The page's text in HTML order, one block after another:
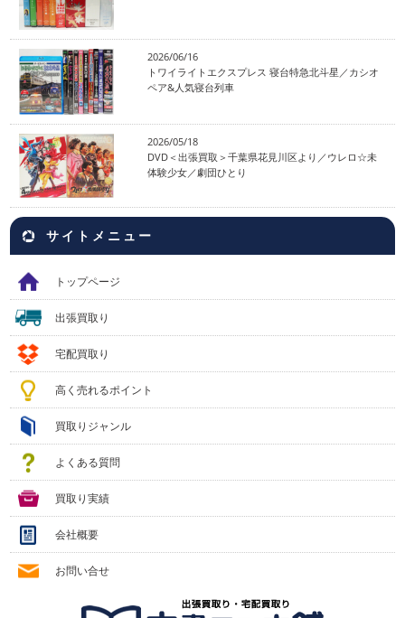
2026/06/16
トワイライトエクスプレス 寝台特急北斗星／カシオ
ペア&人気寝台列車
2026/05/18
DVD＜出張買取＞千葉県花見川区より／ウレロ☆未
体験少女／劇団ひとり
サイトメニュー
トップページ
出張買取り
宅配買取り
高く売れるポイント
買取りジャンル
よくある質問
買取り実績
会社概要
お問い合せ